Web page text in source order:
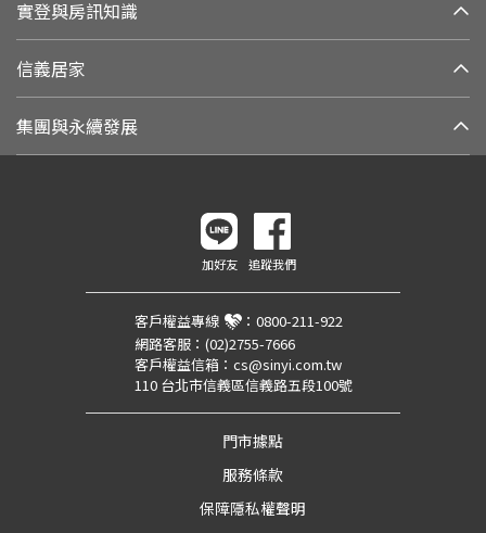
實登與房訊知識
信義居家
集團與永續發展
加好友 追蹤我們
客戶權益專線 ： 0800-211-922
網路客服： (02)2755-7666
客戶權益信箱： cs@sinyi.com.tw
110 台北市信義區信義路五段100號
門市據點
服務條款
保障隱私權聲明